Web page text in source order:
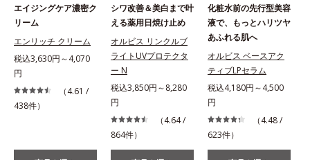
エイジングケア濃密ク
リーム
エンリッチ クリーム
税込3,630円～4,070
円
（4.61 /
438件）
シワ改善＆美白まで叶
える薬用日焼け止め
オルビス リンクルブ
ライトUVプロテクタ
ー N
税込3,850円～8,280
円
（4.64 /
864件）
化粧水前の先行型美容
液で、もっとハリツヤ
あふれる肌へ
オルビス ベースアク
ティブLPセラム
税込4,180円～4,500
円
（4.48 /
623件）